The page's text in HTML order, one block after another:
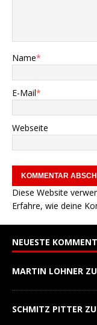
Name*
E-Mail*
Webseite
Diese Website
Erfahre, wie deine
NEUESTE
MARTIN LOHNER ZU
SCHMITZ PITTER ZU